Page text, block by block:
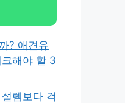
? 애견유
해야 할 3
렘보다 걱